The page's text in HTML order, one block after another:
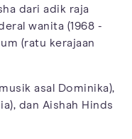
dari adik raja
wanita (1968 -
(ratu kerajaan
asal Dominika),
dan Aishah Hinds